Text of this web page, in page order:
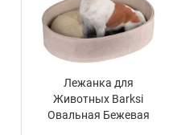
Лежанка для
Животных Barksi
Овальная Бежевая